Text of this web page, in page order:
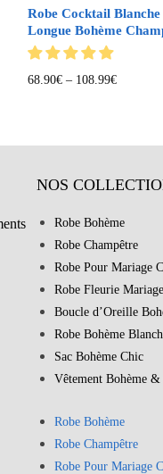
Robe Cocktail Blanche
Longue Bohème
68.90€ – 108.99€
NOS
Robe Bohème
Robe Champêtre
Robe Pour Mariage
Robe Fleurie
Boucle d’Oreille
Robe Bohème
Sac Bohème Chic
Vêtement Bohème &
Robe Bohème
Robe Champêtre
Robe Pour Mariage